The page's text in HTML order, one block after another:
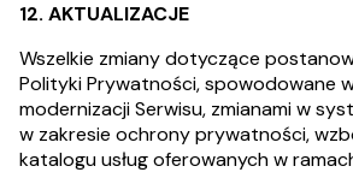
12. AKTUALIZACJE
Wszelkie zmiany dotyczące
Polityki Prywatności, spowodowane
modernizacji Serwisu, zmianami w
w zakresie ochrony prywatności,
katalogu usług oferowanych w